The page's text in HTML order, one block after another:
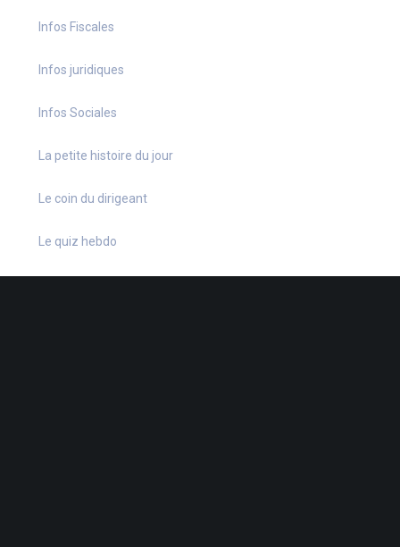
Infos Fiscales
Infos juridiques
Infos Sociales
La petite histoire du jour
Le coin du dirigeant
Le quiz hebdo